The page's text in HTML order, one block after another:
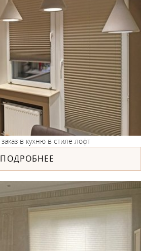
в кухню в стиле лофт
ПОДРОБНЕЕ